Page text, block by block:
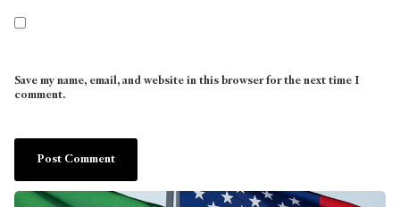
Save my name, email, and website in this browser for the next time I
comment.